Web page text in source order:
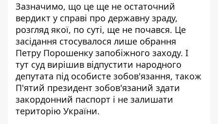
Зазначимо, що це ще не остаточний
вердикт у справі про державну зраду,
розгляд якої, по суті, ще не почався. Це
засідання стосувалося лише обрання
Петру Порошенку запобіжного заходу. І
тут суд вирішив відпустити народного
депутата під особисте зобов'язання, також
П'ятий президент зобов'язаний здати
закордонний паспорт і не залишати
територію України.